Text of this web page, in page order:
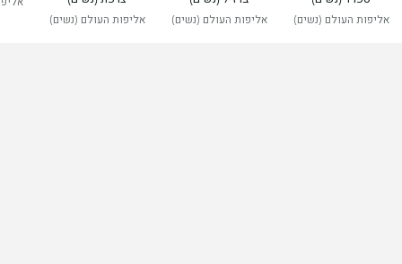
אליפות העולם (נשים) אליפות העולם (נשים) אליפות העולם (נשים)